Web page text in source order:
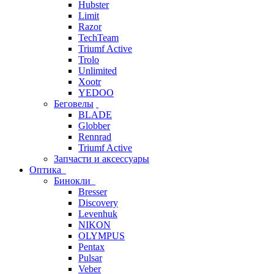
Hubster
Limit
Razor
TechTeam
Triumf Active
Trolo
Unlimited
Xootr
YEDOO
Беговелы
BLADE
Globber
Rennrad
Triumf Active
Запчасти и аксессуары
Оптика
Бинокли
Bresser
Discovery
Levenhuk
NIKON
OLYMPUS
Pentax
Pulsar
Veber